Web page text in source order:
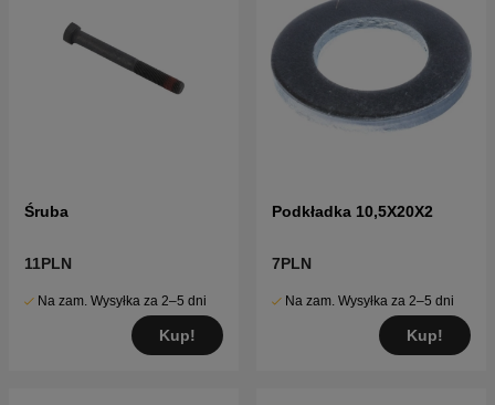
Śruba
11PLN
Na zam. Wysyłka za 2–5 dni
Kup!
Podkładka 10,5X20X2
7PLN
Na zam. Wysyłka za 2–5 dni
Kup!